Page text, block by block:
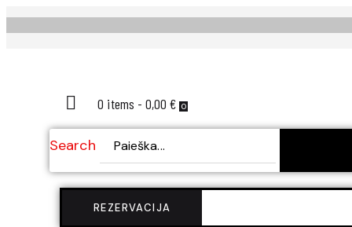
0 items -0,00 € 0
Search
REZERVACIJA